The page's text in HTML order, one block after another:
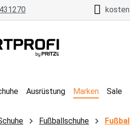
Ausrüstung Marken Sale
Fußballschuhe